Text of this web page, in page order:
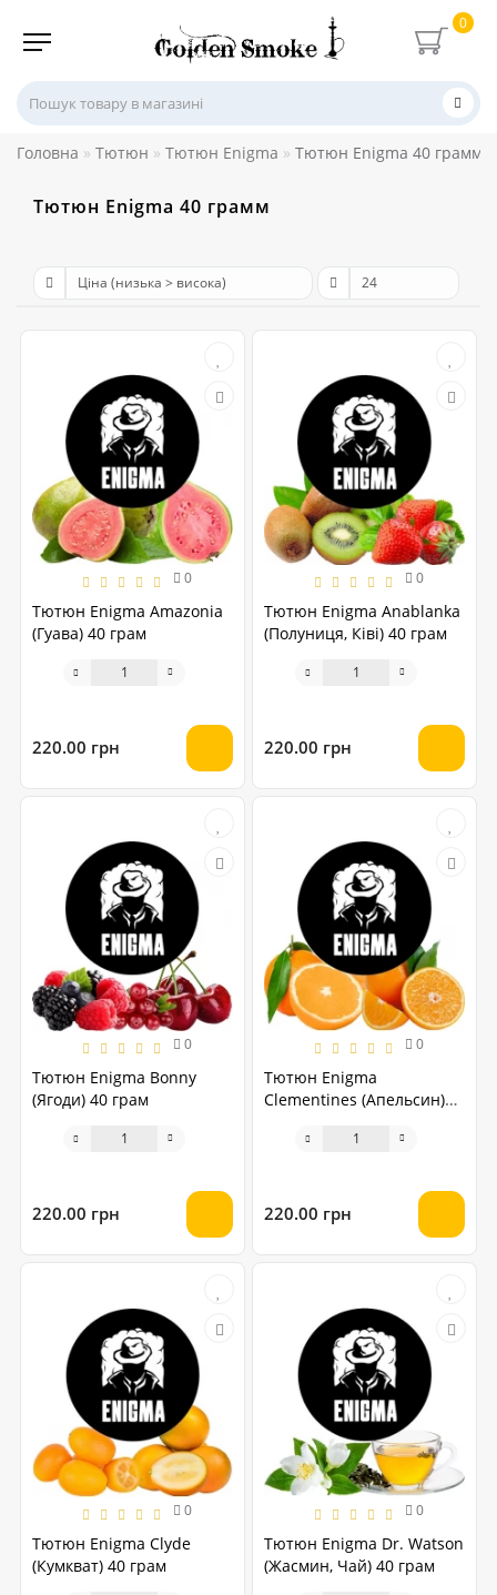
0
Головна Тютюн Тютюн Enigma Тютюн Enigma 40 грамм
Тютюн Enigma 40 грамм
0
Тютюн Enigma Amazonia
(Гуава) 40 грам
220.00 грн
0
Тютюн Enigma Anablanka
(Полуниця, Ківі) 40 грам
220.00 грн
0
Тютюн Enigma Bonny
(Ягоди) 40 грам
220.00 грн
0
Тютюн Enigma
Clementines (Апельсин)
220.00 грн
0
Тютюн Enigma Clyde
(Кумкват) 40 грам
0
Тютюн Enigma Dr. Watson
(Жасмин, Чай) 40 грам